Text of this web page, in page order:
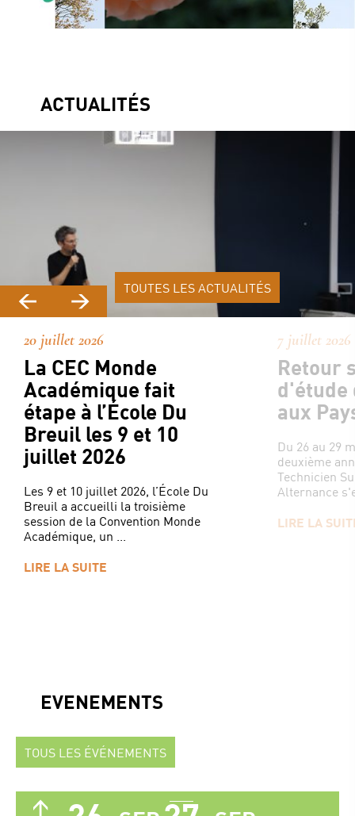
ACTUALITÉS
TOUTES LES ACTUALITÉS
20 juillet 2026
La CEC Monde
Académique fait
étape à l’École Du
Breuil les 9 et 10
juillet 2026
Les 9 et 10 juillet 2026, l’École Du
Breuil a accueilli la troisième
session de la Convention Monde
Académique, un ...
LIRE LA SUITE
7 juillet 2026
Retour
d'étude
aux
Du 26 au 29
deuxième
Technicien
Alternance
LIRE LA
EVENEMENTS
TOUS LES ÉVÉNEMENTS